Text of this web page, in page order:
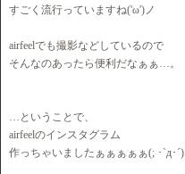
すごく流行っていますね('ω')ノ
airfeelでも撮影などしているので
そんなのあったら便利だなぁぁ…。
…ということで、
airfeelのインスタグラム
作っちゃいましたぁぁぁぁぁ(; ･`д･´)